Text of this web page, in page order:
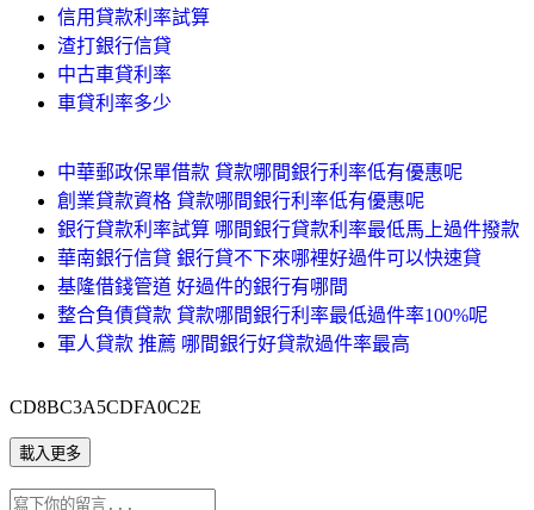
信用貸款利率試算
渣打銀行信貸
中古車貸利率
車貸利率多少
中華郵政保單借款 貸款哪間銀行利率低有優惠呢
創業貸款資格 貸款哪間銀行利率低有優惠呢
銀行貸款利率試算 哪間銀行貸款利率最低馬上過件撥款
華南銀行信貸 銀行貸不下來哪裡好過件可以快速貸
基隆借錢管道 好過件的銀行有哪間
整合負債貸款 貸款哪間銀行利率最低過件率100%呢
軍人貸款 推薦 哪間銀行好貸款過件率最高
CD8BC3A5CDFA0C2E
載入更多